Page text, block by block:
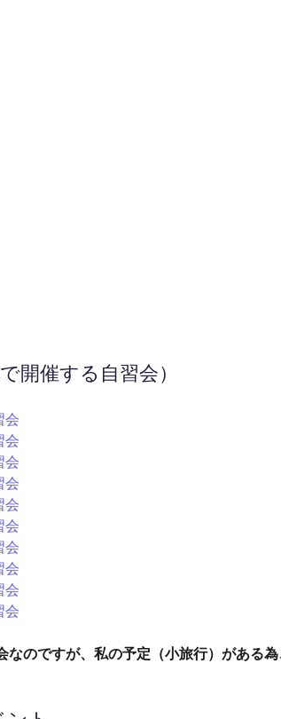
開催する自習会）
会
会
会
会
会
会
会
会
会
会
のですが、私の予定（小旅行）がある